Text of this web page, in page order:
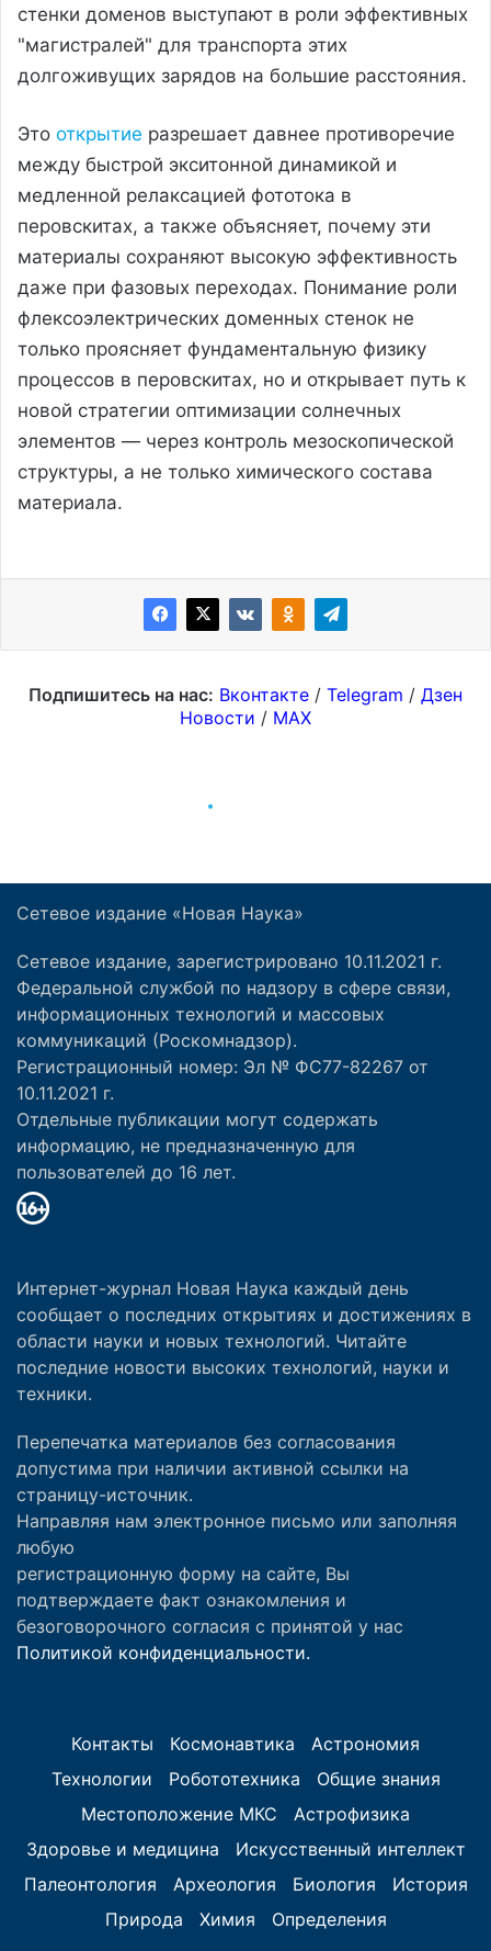
Сетевое издание «Новая Наука»
Сетевое издание, зарегистрировано 10.11.2021 г.
Федеральной службой по надзору в сфере связи,
информационных технологий и массовых
коммуникаций (Роскомнадзор).
Регистрационный номер: Эл № ФС77-82267 от
10.11.2021 г.
Отдельные публикации могут содержать
информацию, не предназначенную для
пользователей до 16 лет.
Интернет-журнал Новая Наука каждый день
сообщает о последних открытиях и достижениях в
области науки и новых технологий. Читайте
последние новости высоких технологий, науки и
техники.
Перепечатка материалов без согласования
допустима при наличии активной ссылки на
страницу-источник.
Направляя нам электронное письмо или заполняя
любую
регистрационную форму на сайте, Вы
подтверждаете факт ознакомления и
безоговорочного согласия с принятой у нас
Политикой конфиденциальности.
Контакты Космонавтика
Астрономия
Технологии
Робототехника
Общие знания
Местоположение МКС
Астрофизика
Здоровье и медицина
Искусственный интеллект
Палеонтология
Археология Биология
История
Природа
Химия Определения